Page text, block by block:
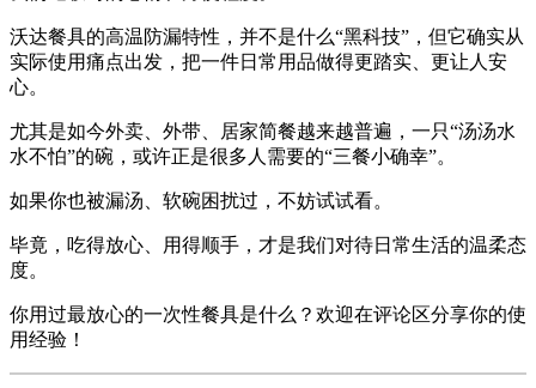
沃达餐具的高温防漏特性，并不是什么“黑科技”，但它确实从
实际使用痛点出发，把一件日常用品做得更踏实、更让人安
心。
尤其是如今外卖、外带、居家简餐越来越普遍，一只“汤汤水
水不怕”的碗，或许正是很多人需要的“三餐小确幸”。
如果你也被漏汤、软碗困扰过，不妨试试看。
毕竟，吃得放心、用得顺手，才是我们对待日常生活的温柔态
度。
你用过最放心的一次性餐具是什么？欢迎在评论区分享你的使
用经验！